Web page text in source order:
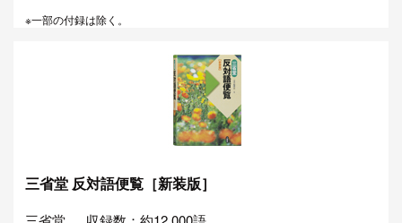
※一部の付録は除く。
三省堂 反対語便覧［新装版］